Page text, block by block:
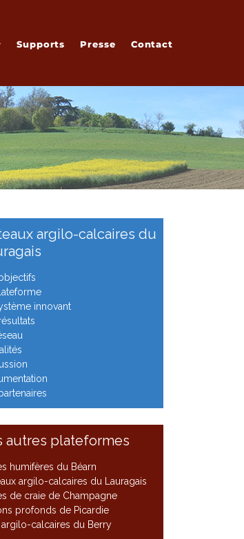
Supports Presse Contact
argilo-calcaires du
innovant
autres plateformes
humifères du Béarn
argilo-calcaires du Lauragais
de craie de Champagne
profonds de Picardie
calcaires du Berry